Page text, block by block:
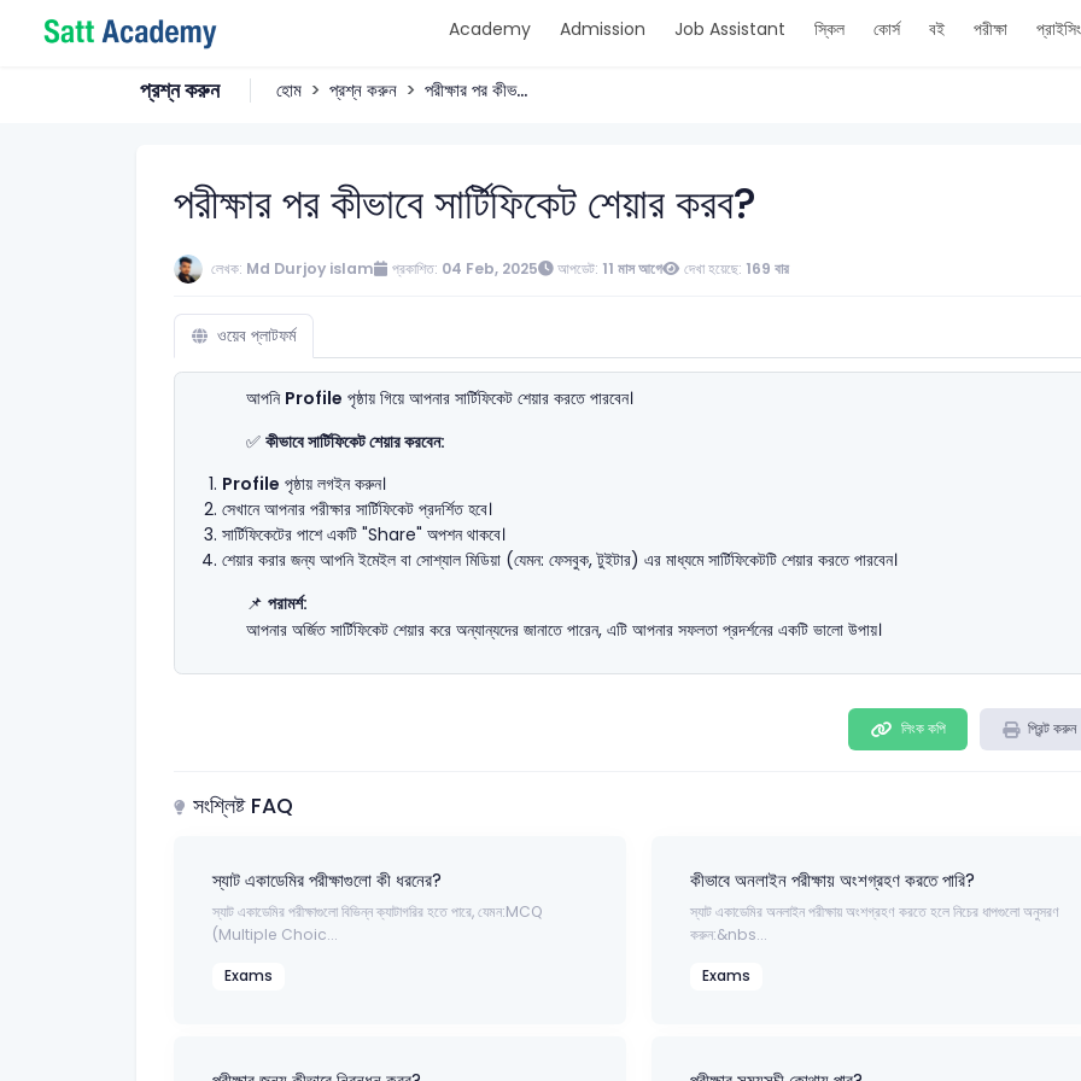
Academy Admission Job Assistant স্কিল কোর্স বই পরীক্ষা প্রাইসিং
প্রশ্ন করুন হোম প্রশ্ন করুন পরীক্ষার পর কীভ...
পরীক্ষার পর কীভাবে সার্টিফিকেট শেয়ার করব?
লেখক: Md Durjoy islam প্রকাশিত: 04 Feb, 2025 আপডেট: 11 মাস আগে দেখা হয়েছে: 169 বার
ওয়েব প্লাটফর্ম
আপনি Profile পৃষ্ঠায় গিয়ে আপনার সার্টিফিকেট শেয়ার করতে পারবেন।
✅ কীভাবে সার্টিফিকেট শেয়ার করবেন:
Profile পৃষ্ঠায় লগইন করুন।
সেখানে আপনার পরীক্ষার সার্টিফিকেট প্রদর্শিত হবে।
সার্টিফিকেটের পাশে একটি "Share" অপশন থাকবে।
শেয়ার করার জন্য আপনি ইমেইল বা সোশ্যাল মিডিয়া (যেমন: ফেসবুক, টুইটার) এর মাধ্যমে সার্টিফিকেটটি শেয়ার করতে পারবেন।
📌 পরামর্শ:
আপনার অর্জিত সার্টিফিকেট শেয়ার করে অন্যান্যদের জানাতে পারেন, এটি আপনার সফলতা প্রদর্শনের একটি ভালো উপায়।
লিংক কপি প্রিন্ট করুন
সংশ্লিষ্ট FAQ
স্যাট একাডেমির পরীক্ষাগুলো কী ধরনের?
স্যাট একাডেমির পরীক্ষাগুলো বিভিন্ন ক্যাটাগরির হতে পারে, যেমন:MCQ
(Multiple Choic...
Exams
কীভাবে অনলাইন পরীক্ষায় অংশগ্রহণ করতে পারি?
স্যাট একাডেমির অনলাইন পরীক্ষায় অংশগ্রহণ করতে হলে নিচের ধাপগুলো অনুসরণ
করুন:&nbs...
Exams